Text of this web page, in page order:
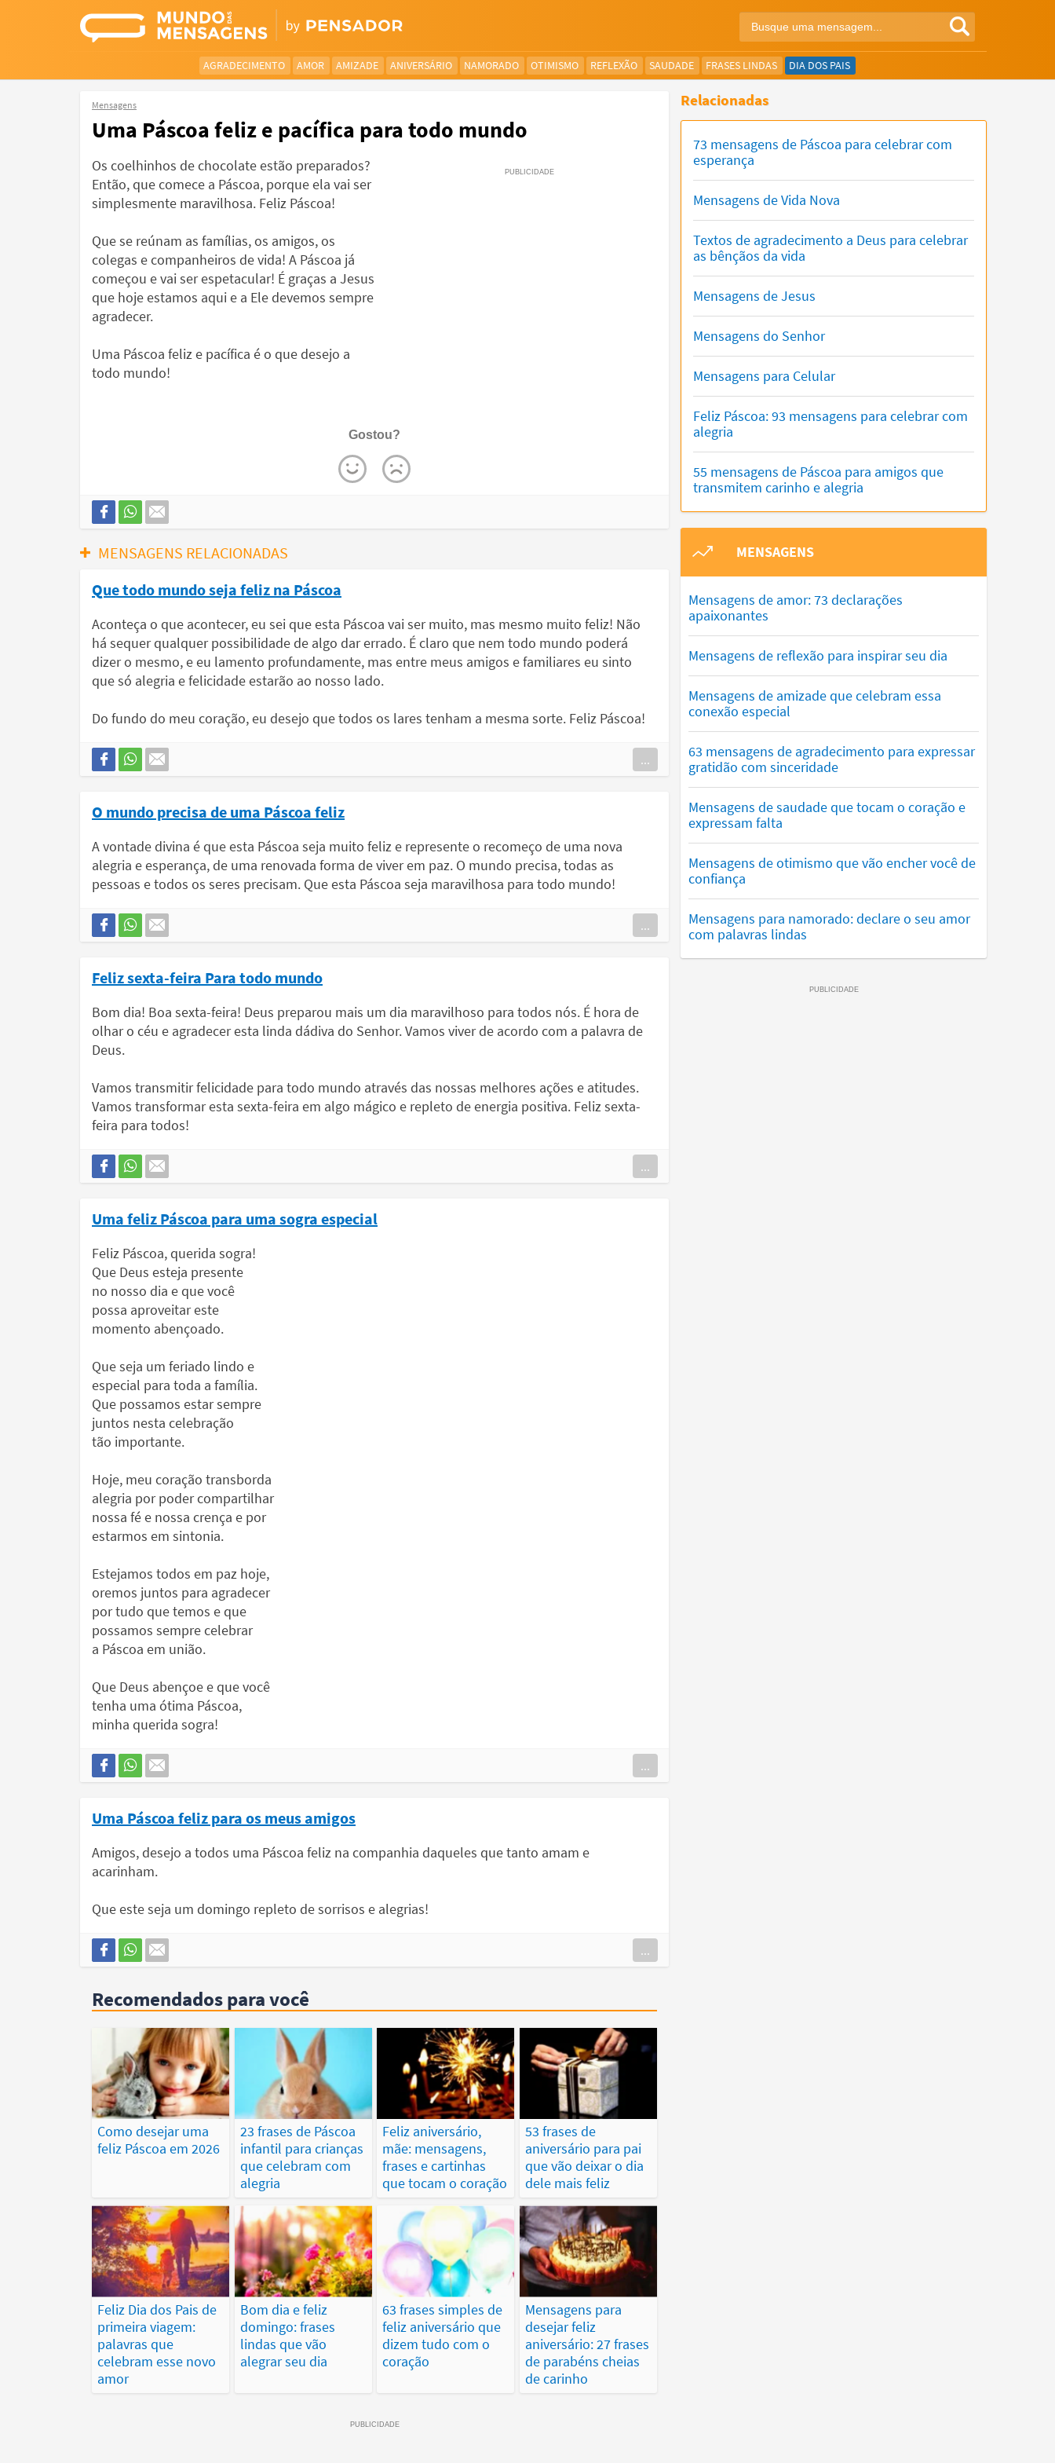
AGRADECIMENTO AMOR AMIZADE ANIVERSÁRIO NAMORADO OTIMISMO REFLEXÃO SAUDADE FRASES LINDAS DIA DOS PAIS
Mensagens
Uma Páscoa feliz e pacífica para todo mundo
Os coelhinhos de chocolate estão preparados?
Então, que comece a Páscoa, porque ela vai ser
simplesmente maravilhosa. Feliz Páscoa!
Que se reúnam as famílias, os amigos, os
colegas e companheiros de vida! A Páscoa já
começou e vai ser espetacular! É graças a Jesus
que hoje estamos aqui e a Ele devemos sempre
agradecer.
Uma Páscoa feliz e pacífica é o que desejo a
todo mundo!
Gostou?
MENSAGENS RELACIONADAS
Que todo mundo seja feliz na Páscoa
Aconteça o que acontecer, eu sei que esta Páscoa vai ser muito, mas mesmo muito feliz! Não
há sequer qualquer possibilidade de algo dar errado. É claro que nem todo mundo poderá
dizer o mesmo, e eu lamento profundamente, mas entre meus amigos e familiares eu sinto
que só alegria e felicidade estarão ao nosso lado.
Do fundo do meu coração, eu desejo que todos os lares tenham a mesma sorte. Feliz Páscoa!
...
O mundo precisa de uma Páscoa feliz
A vontade divina é que esta Páscoa seja muito feliz e represente o recomeço de uma nova
alegria e esperança, de uma renovada forma de viver em paz. O mundo precisa, todas as
pessoas e todos os seres precisam. Que esta Páscoa seja maravilhosa para todo mundo!
...
Feliz sexta-feira Para todo mundo
Bom dia! Boa sexta-feira! Deus preparou mais um dia maravilhoso para todos nós. É hora de
olhar o céu e agradecer esta linda dádiva do Senhor. Vamos viver de acordo com a palavra de
Deus.
Vamos transmitir felicidade para todo mundo através das nossas melhores ações e atitudes.
Vamos transformar esta sexta-feira em algo mágico e repleto de energia positiva. Feliz sexta-
feira para todos!
...
Uma feliz Páscoa para uma sogra especial
Feliz Páscoa, querida sogra!
Que Deus esteja presente
no nosso dia e que você
possa aproveitar este
momento abençoado.
Que seja um feriado lindo e
especial para toda a família.
Que possamos estar sempre
juntos nesta celebração
tão importante.
Hoje, meu coração transborda
alegria por poder compartilhar
nossa fé e nossa crença e por
estarmos em sintonia.
Estejamos todos em paz hoje,
oremos juntos para agradecer
por tudo que temos e que
possamos sempre celebrar
a Páscoa em união.
Que Deus abençoe e que você
tenha uma ótima Páscoa,
minha querida sogra!
...
Uma Páscoa feliz para os meus amigos
Amigos, desejo a todos uma Páscoa feliz na companhia daqueles que tanto amam e
acarinham.
Que este seja um domingo repleto de sorrisos e alegrias!
...
Recomendados para você
Como desejar uma
feliz Páscoa em 2026
23 frases de Páscoa
infantil para crianças
que celebram com
alegria
Feliz aniversário,
mãe: mensagens,
frases e cartinhas
que tocam o coração
53 frases de
aniversário para pai
que vão deixar o dia
dele mais feliz
Feliz Dia dos Pais de
primeira viagem:
palavras que
celebram esse novo
amor
Bom dia e feliz
domingo: frases
lindas que vão
alegrar seu dia
63 frases simples de
feliz aniversário que
dizem tudo com o
coração
Mensagens para
desejar feliz
aniversário: 27 frases
de parabéns cheias
de carinho
Relacionadas
73 mensagens de Páscoa para celebrar com
esperança
Mensagens de Vida Nova
Textos de agradecimento a Deus para celebrar
as bênçãos da vida
Mensagens de Jesus
Mensagens do Senhor
Mensagens para Celular
Feliz Páscoa: 93 mensagens para celebrar com
alegria
55 mensagens de Páscoa para amigos que
transmitem carinho e alegria
MENSAGENS
Mensagens de amor: 73 declarações
apaixonantes
Mensagens de reflexão para inspirar seu dia
Mensagens de amizade que celebram essa
conexão especial
63 mensagens de agradecimento para expressar
gratidão com sinceridade
Mensagens de saudade que tocam o coração e
expressam falta
Mensagens de otimismo que vão encher você de
confiança
Mensagens para namorado: declare o seu amor
com palavras lindas